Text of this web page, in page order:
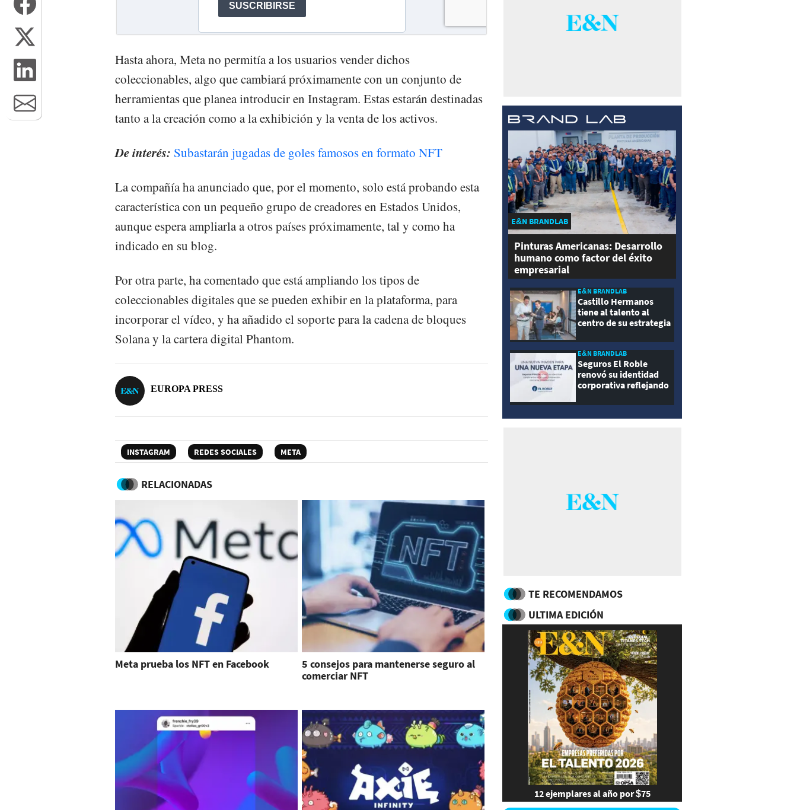
Hasta ahora, Meta no permitía a los usuarios vender dichos
coleccionables, algo que cambiará próximamente con un conjunto de
herramientas que planea introducir en Instagram. Estas estarán destinadas
tanto a la creación como a la exhibición y la venta de los activos.
De interés: Subastarán jugadas de goles famosos en formato NFT
La compañía ha anunciado que, por el momento, solo está probando esta
característica con un pequeño grupo de creadores en Estados Unidos,
aunque espera ampliarla a otros países próximamente, tal y como ha
indicado en su blog.
Por otra parte, ha comentado que está ampliando los tipos de
coleccionables digitales que se pueden exhibir en la plataforma, para
incorporar el vídeo, y ha añadido el soporte para la cadena de bloques
Solana y la cartera digital Phantom.
EUROPA PRESS
INSTAGRAM REDES SOCIALES META
RELACIONADAS
Meta prueba los NFT en Facebook
5 consejos para mantenerse seguro al
comerciar NFT
E&N BRANDLAB
Pinturas Americanas: Desarrollo
humano como factor del éxito
empresarial
E&N BRANDLAB
Castillo Hermanos
tiene al talento al
centro de su estrategia
E&N BRANDLAB
Seguros El Roble
renovó su identidad
corporativa reflejando
modernidad
TE RECOMENDAMOS
ULTIMA EDICIÓN
12 ejemplares al año por $75